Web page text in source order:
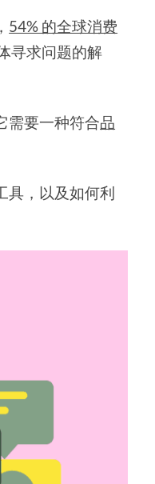
54% 的全球消费
寻求问题的解
需要一种符合品
具，以及如何利